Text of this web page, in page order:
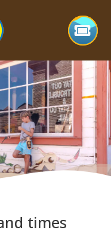
times